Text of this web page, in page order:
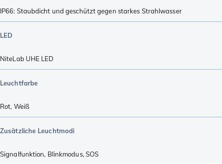
IP66: Staubdicht und geschützt gegen starkes Strahlwasser
LED
NiteLab UHE LED
Leuchtfarbe
Rot, Weiß
Zusätzliche Leuchtmodi
Signalfunktion, Blinkmodus, SOS